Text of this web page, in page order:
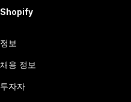
Shopify
정보
채용 정보
투자자